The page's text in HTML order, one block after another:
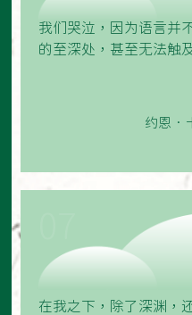
我们哭泣，因为语言并
的至深处，甚至无法触
约恩•
在我之下，除了深渊，